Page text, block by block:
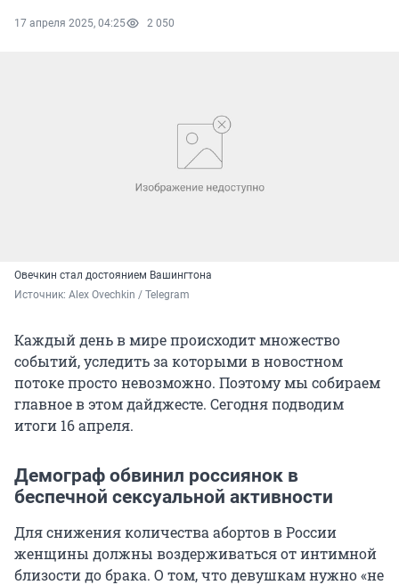
17 апреля 2025, 04:25 2 050
Овечкин стал достоянием Вашингтона
Источник: Alex Ovechkin / Telegram
Каждый день в мире происходит множество
событий, уследить за которыми в новостном
потоке просто невозможно. Поэтому мы собираем
главное в этом дайджесте. Сегодня подводим
итоги 16 апреля.
Демограф обвинил россиянок в
беспечной сексуальной активности
Для снижения количества абортов в России
женщины должны воздерживаться от интимной
близости до брака. О том, что девушкам нужно «не